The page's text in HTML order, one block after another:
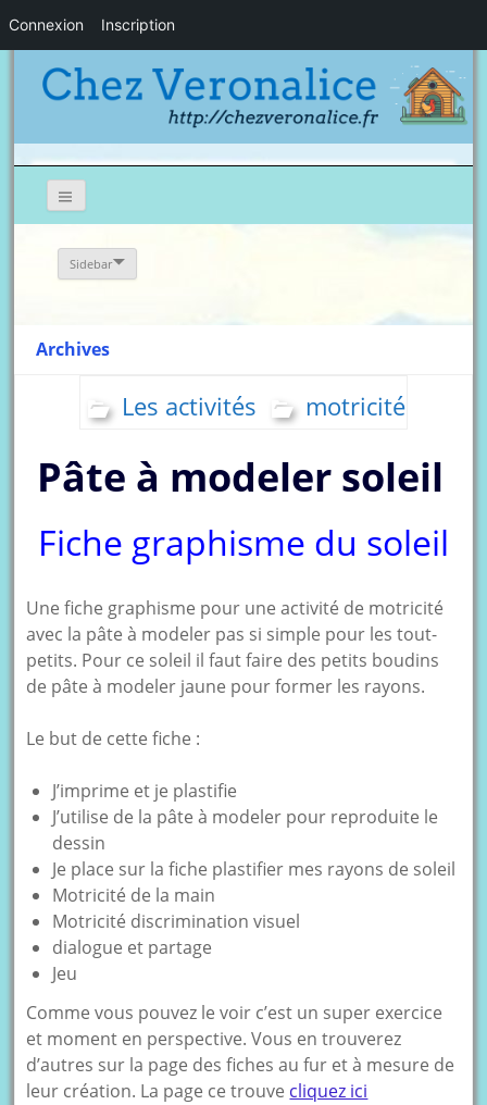
Sidebar
Archives
Les activités motricité
Pâte à modeler soleil
Fiche graphisme du soleil
Une fiche graphisme pour une activité de motricité
avec la pâte à modeler pas si simple pour les tout-
petits. Pour ce soleil il faut faire des petits boudins
de pâte à modeler jaune pour former les rayons.
Le but de cette fiche :
J’imprime et je plastifie
J’utilise de la pâte à modeler pour reproduite le
dessin
Je place sur la fiche plastifier mes rayons de soleil
Motricité de la main
Motricité discrimination visuel
dialogue et partage
Jeu
Comme vous pouvez le voir c’est un super exercice
et moment en perspective. Vous en trouverez
d’autres sur la page des fiches au fur et à mesure de
leur création. La page ce trouve cliquez ici
Connexion Inscription